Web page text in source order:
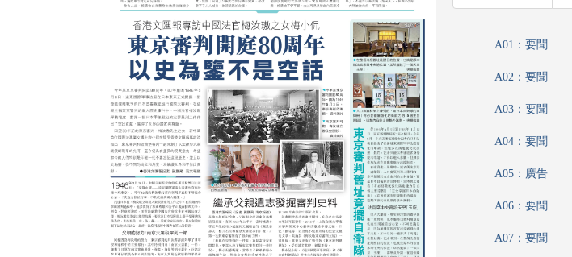
A01：要聞
A02：要聞
A03：要聞
A04：要聞
A05：廣告
A06：要聞
A07：要聞